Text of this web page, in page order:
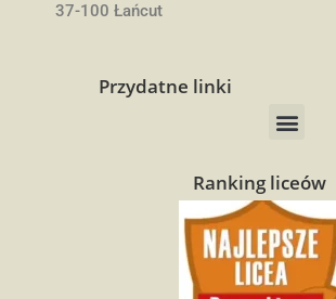
37-100 Łańcut
Przydatne linki
Ranking liceów